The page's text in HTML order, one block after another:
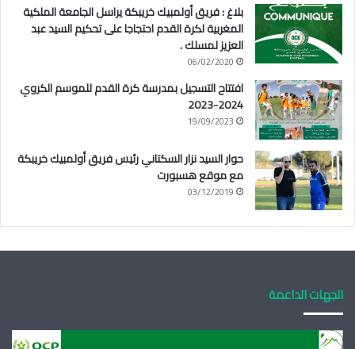
بلاغ : فريق أولمبيك خريبكة يراسل الجامعة الملكية
المغربية لكرة القدم احتجاجا على تحكيم السيد عبد
العزيز لمسلك .
06/02/2020
افتتاح التسجيل بمدرسة كرة القدم للموسم الكروي
2024-2023
19/09/2023
حوار السيد نزار السكتاني رئيس فريق أولمبيك خريبكة
مع موقع هسبورت
03/12/2019
الجهات الداعمة